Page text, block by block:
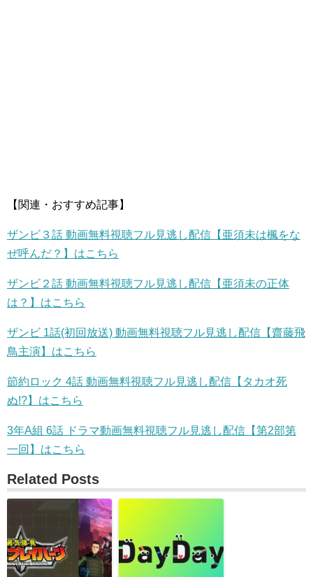
【関連・おすすめ記事】
ザンビ３話 動画無料視聴フル見逃し配信【亜須未は楓をな
ぜ呼んだ？】はこちら
ザンビ２話 動画無料視聴フル見逃し配信【亜須未の正体
は？】はこちら
ザンビ 1話(初回放送) 動画無料視聴フル見逃し配信【齋藤飛
鳥主演】はこちら
節約ロック 4話 動画無料視聴フル見逃し配信【タカオ死
ぬ!?】はこちら
3年A組 6話 ドラマ動画無料視聴フル見逃し配信【第2部第
一回】はこちら
Related Posts